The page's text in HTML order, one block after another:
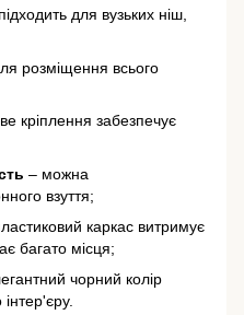
для вузьких ніш,
розміщення всього
кріплення забезпечує
– можна
взуття;
каркас витримує
багато місця;
чорний колір